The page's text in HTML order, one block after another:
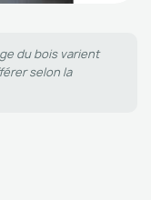
du bois varient
selon la